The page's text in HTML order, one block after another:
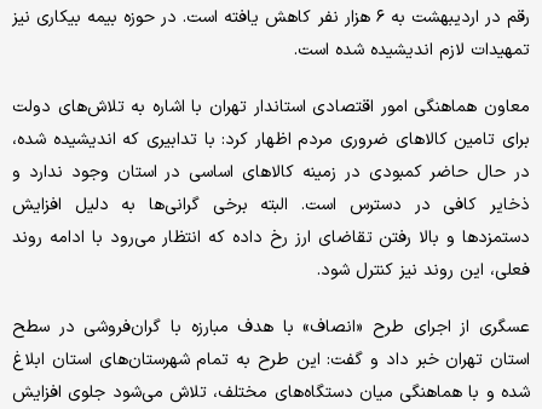
رقم در اردیبهشت به ۶ هزار نفر کاهش یافته است. در حوزه بیمه بیکاری نیز
تمهیدات لازم اندیشیده شده است.
معاون هماهنگی امور اقتصادی استاندار تهران با اشاره به تلاش‌های دولت
برای تامین کالاهای ضروری مردم اظهار کرد: با تدابیری که اندیشیده شده،
در حال حاضر کمبودی در زمینه کالاهای اساسی در استان وجود ندارد و
ذخایر کافی در دسترس است. البته برخی گرانی‌ها به دلیل افزایش
دستمزدها و بالا رفتن تقاضای ارز رخ داده که انتظار می‌رود با ادامه روند
فعلی، این روند نیز کنترل شود.
عسگری از اجرای طرح «انصاف» با هدف مبارزه با گران‌فروشی در سطح
استان تهران خبر داد و گفت: این طرح به تمام شهرستان‌های استان ابلاغ
شده و با هماهنگی میان دستگاه‌های مختلف، تلاش می‌شود جلوی افزایش